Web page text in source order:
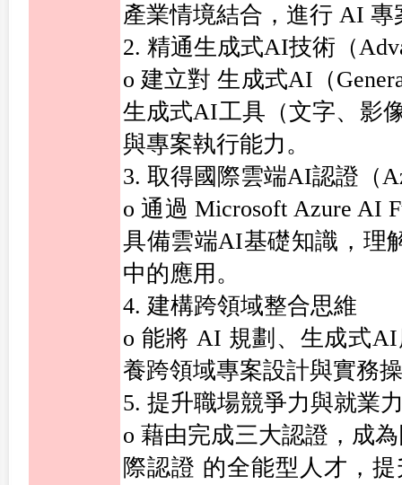
產業情境結合，進行 AI
2. 精通生成式AI技術（
o 建立對 生成式AI（
生成式AI工具（文字、影
與專案執行能力。
3. 取得國際雲端AI認證（
o 通過 Microsoft Azure AI
具備雲端AI基礎知識，理
中的應用。
4. 建構跨領域整合思維
o 能將 AI 規劃、生成式
養跨領域專案設計與實務
5. 提升職場競爭力與就業
o 藉由完成三大認證，成
際認證 的全能型人才，